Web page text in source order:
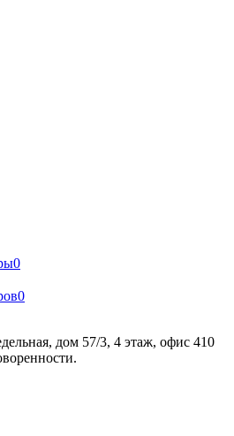
0
0
дом 57/3, 4 этаж, офис 410